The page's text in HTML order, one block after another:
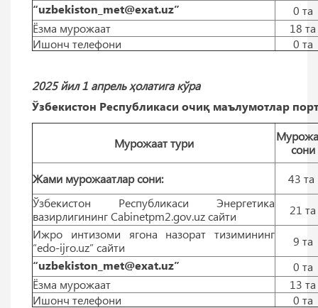
“uzbekiston_met@exat.uz”
0 тa
Ёзма мурожаат
18 тa
Ишонч телефони
0 тa
2025 йил 1 апрель ҳолатига кўра
Ўзбекистон Республикаси очиқ маълумотлар
Мурожаат тури
сони
Жами мурожаатлар сони:
43 тa
Ўзбекистон Республикаси Энергетика
вазирлигининг Cabinetpm2.gov.uz сайти
21 тa
Ижро интизоми ягона назорат тизимининг
“edo-ijro.uz” сайти
9 тa
“uzbekiston_met@exat.uz”
0 тa
Ёзма мурожаат
13 тa
Ишонч телефони
0 тa